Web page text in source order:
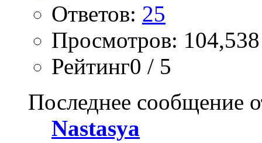
Ответов: 25
Просмотров: 104,538
Рейтинг0 / 5
Последнее сообщение
Nastasya